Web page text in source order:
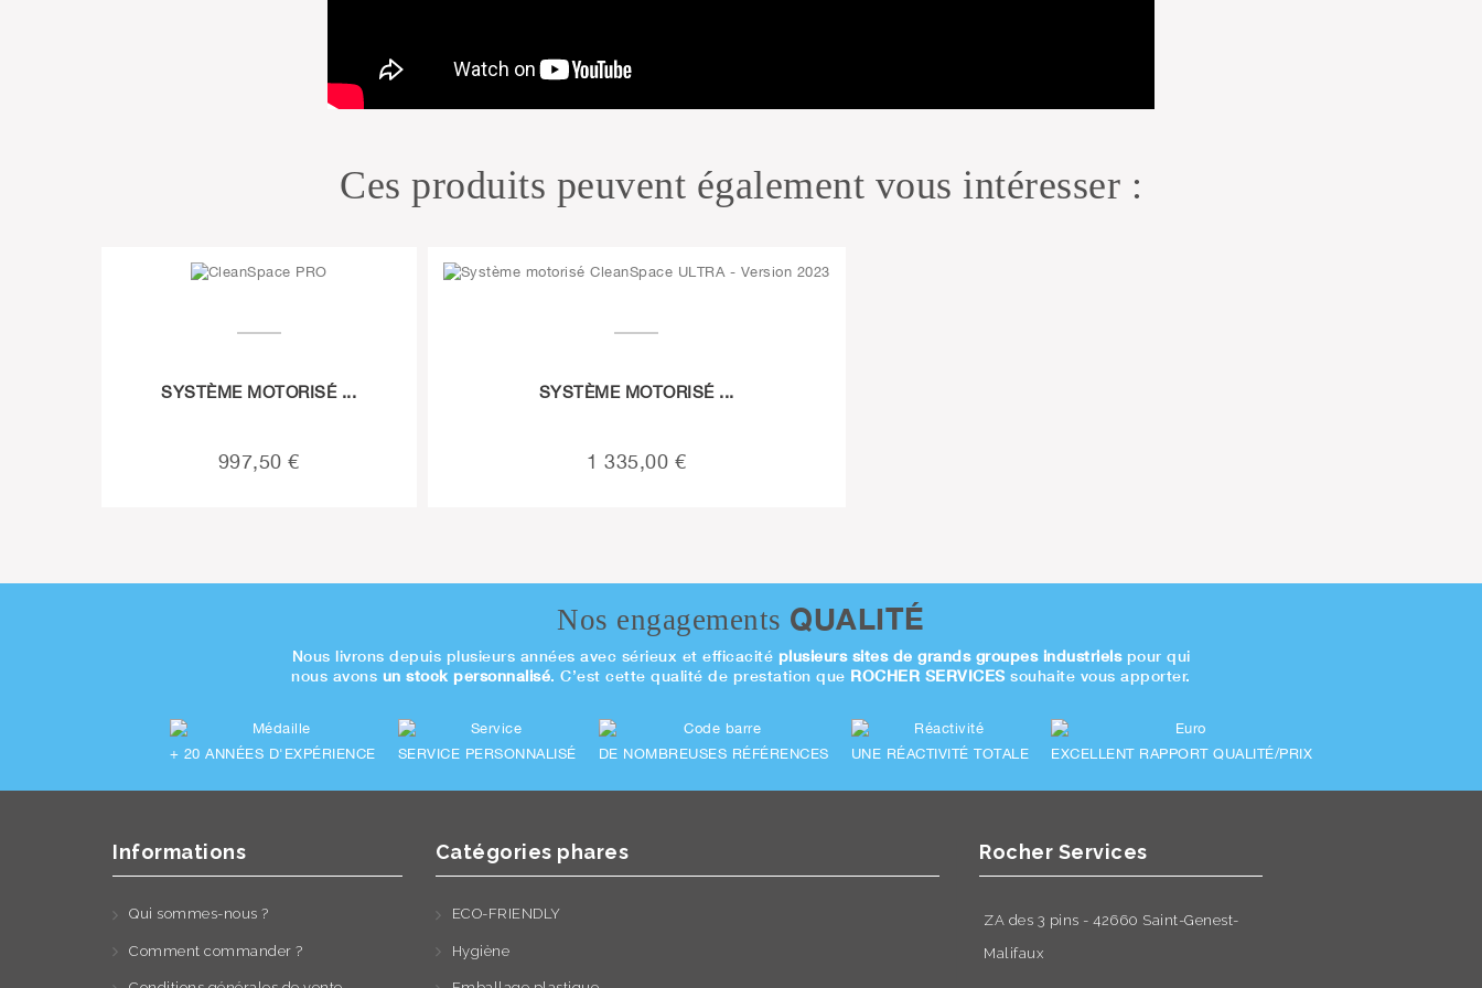
Ces produits peuvent également vous intéresser :
SYSTÈME MOTORISÉ ...
997,50 €
SYSTÈME MOTORISÉ ...
1 335,00 €
Nos engagements QUALITÉ
Nous livrons depuis plusieurs années avec sérieux et efficacité plusieurs sites de grands groupes industrielspour qui
nous avons un stock personnalisé. C’est cette qualité de prestation que ROCHER SERVICES souhaite vous apporter.
+ 20 ANNÉES D'EXPÉRIENCE SERVICE PERSONNALISÉ DE NOMBREUSES RÉFÉRENCES UNE RÉACTIVITÉ TOTALE EXCELLENT RAPPORT QUALITÉ/PRIX
Informations
Qui sommes-nous ?
Comment commander ?
Catégories phares
ECO-FRIENDLY
Hygiène
Rocher Services
ZA des 3 pins - 42660 Saint-Genest-
Malifaux